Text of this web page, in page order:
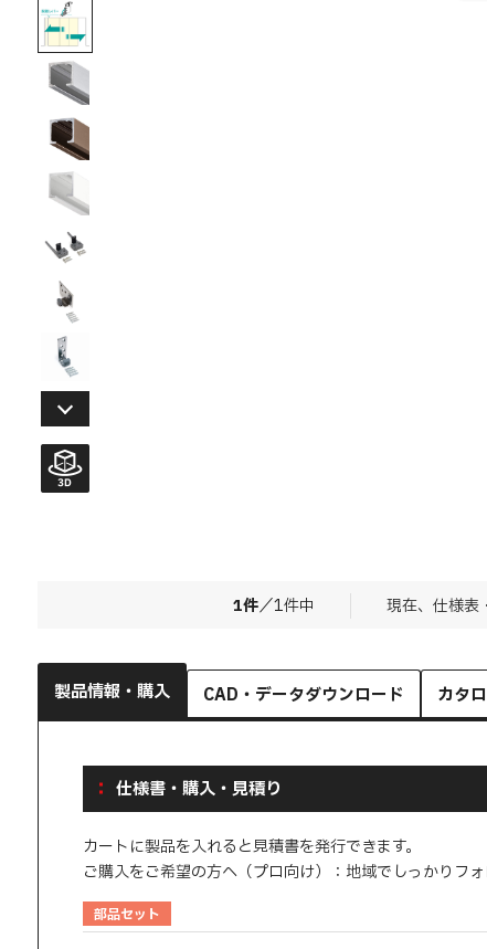
1件／1件中 現在、仕様表
製品情報・購入 CAD・データダウンロード カタ
仕様書・購入・見積り
カートに製品を入れると見積書を発行できます。
ご購入をご希望の方へ（プロ向け）：地域でしっかりフ
部品セット